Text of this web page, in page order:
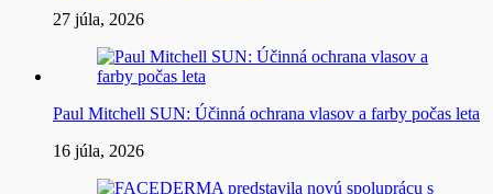
27 júla, 2026
Paul Mitchell SUN: Účinná ochrana vlasov a farby počas leta
16 júla, 2026